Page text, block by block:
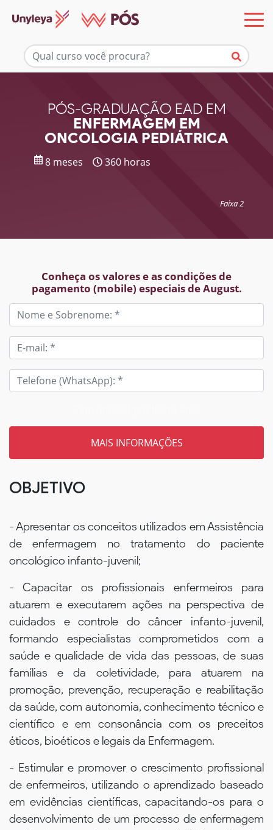
PÓS-GRADUAÇÃO EAD EM
ENFERMAGEM EM
ONCOLOGIA PEDIÁTRICA
8 meses 360 horas
Faixa 2
Conheça os valores e as condições de
pagamento (mobile) especiais de August.
Mais informações
OBJETIVO
- Apresentar os conceitos utilizados em Assistência
de enfermagem no tratamento do paciente
oncológico infanto-juvenil;
- Capacitar os profissionais enfermeiros para
atuarem e executarem ações na perspectiva de
cuidados e controle do câncer infanto-juvenil,
formando especialistas comprometidos com a
saúde e qualidade de vida das pessoas, de suas
famílias e da coletividade, para atuarem na
promoção, prevenção, recuperação e reabilitação
da saúde, com autonomia, conhecimento técnico e
científico e em consonância com os preceitos
éticos, bioéticos e legais da Enfermagem.
- Estimular e promover o crescimento profissional
de enfermeiros, utilizando o aprendizado baseado
em evidências científicas, capacitando-os para o
desenvolvimento de um processo de enfermagem